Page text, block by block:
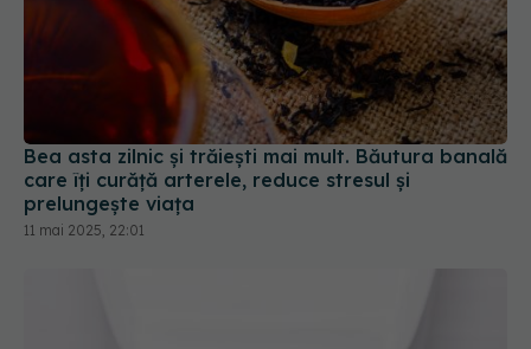
Bea asta zilnic și trăiești mai mult. Băutura banală
care îți curăță arterele, reduce stresul și
prelungește viața
11 mai 2025, 22:01